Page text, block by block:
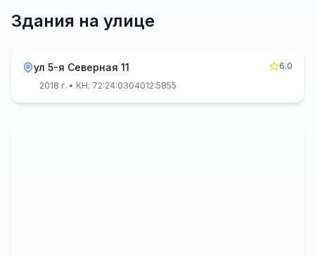
Здания на улице
ул 5-я Северная 11
6.0
2018 г. • КН: 72:24:0304012:5855